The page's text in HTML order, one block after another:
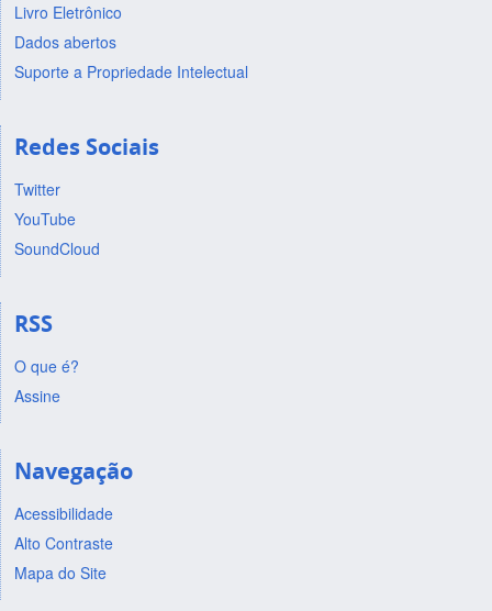
Livro Eletrônico
Dados abertos
Suporte a Propriedade Intelectual
Redes Sociais
Twitter
YouTube
SoundCloud
RSS
O que é?
Assine
Navegação
Acessibilidade
Alto Contraste
Mapa do Site